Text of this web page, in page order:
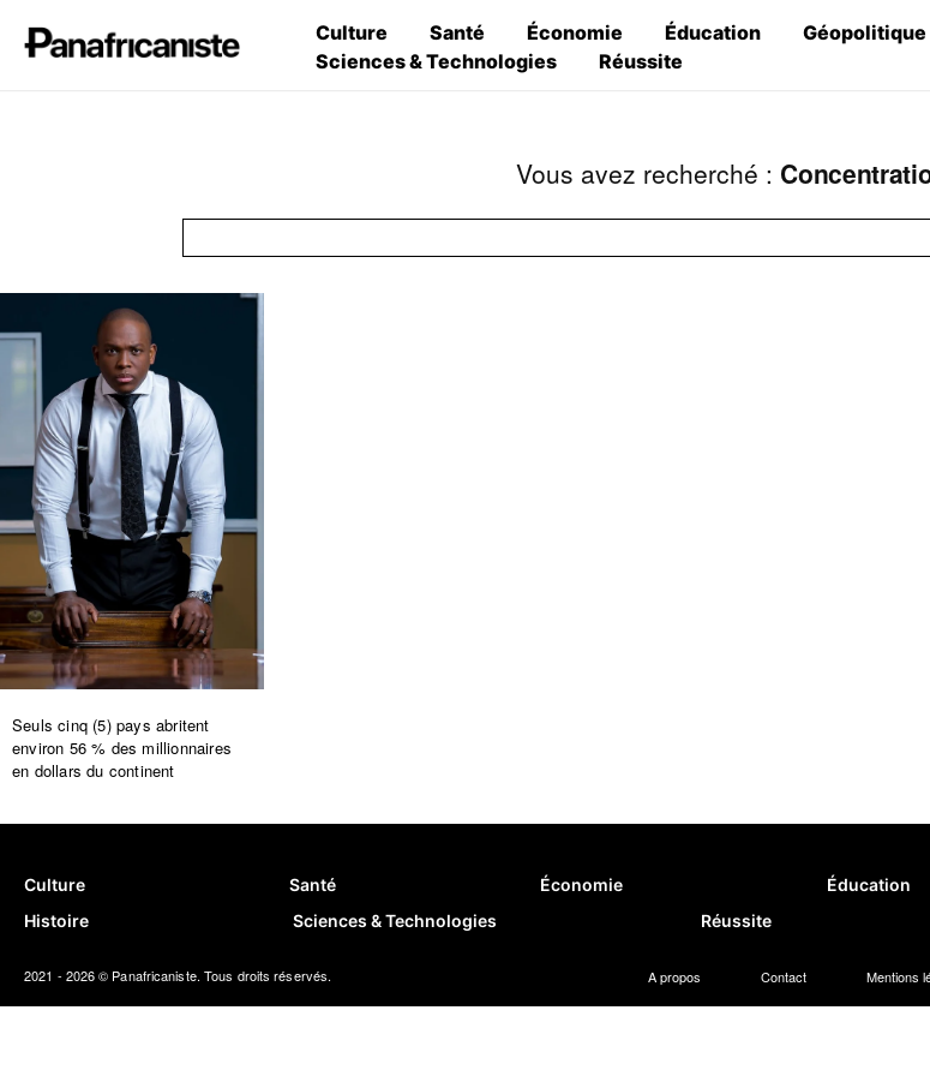
Culture Santé Économie Éducation Géopolitique
Sciences & Technologies
Réussite
Vous avez recherché :
Seuls cinq (5) pays abritent
environ 56 % des millionnaires
en dollars du continent
Culture Santé Économie Éducation
Histoire
Sciences & Technologies Réussite
2021 - 2026 © Panafricaniste. Tous droits réservés. A propos Contact Mentions